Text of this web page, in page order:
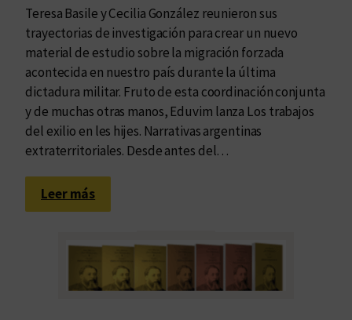
t
i
s
m
o
y
m
á
e
e
s
Teresa Basile y Cecilia González reunieron sus
trayectorias de investigación para crear un nuevo
material de estudio sobre la migración forzada
acontecida en nuestro país durante la última
dictadura militar. Fruto de esta coordinación conjunta
y de muchas otras manos, Eduvim lanza Los trabajos
del exilio en les hijes. Narrativas argentinas
extraterritoriales. Desde antes del…
Leer más:
L
g
e
n